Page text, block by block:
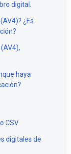
digital.
¿Es
haya
CSV
digitales de